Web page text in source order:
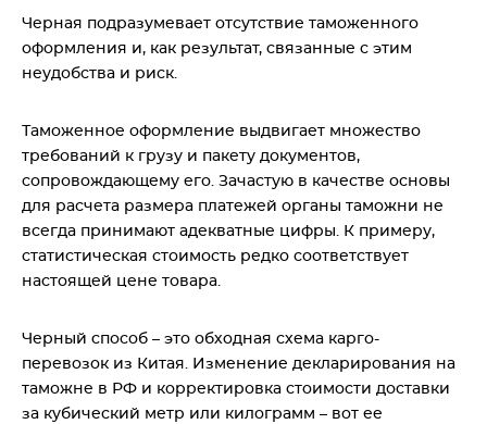
Черная подразумевает отсутствие таможенного
оформления и, как результат, связанные с этим
неудобства и риск.
Таможенное оформление выдвигает множество
требований к грузу и пакету документов,
сопровождающему его. Зачастую в качестве основы
для расчета размера платежей органы таможни не
всегда принимают адекватные цифры. К примеру,
статистическая стоимость редко соответствует
настоящей цене товара.
Черный способ – это обходная схема карго-
перевозок из Китая. Изменение декларирования на
таможне в РФ и корректировка стоимости доставки
за кубический метр или килограмм – вот ее